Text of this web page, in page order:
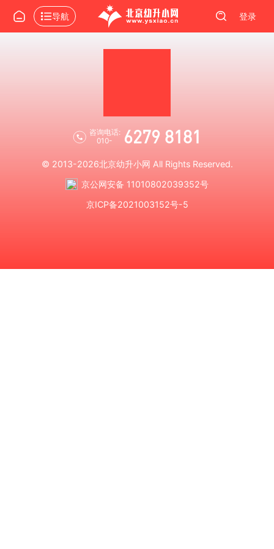
导航 登录
咨询电话:
010-
6279 8181
© 2013-2026北京幼升小网 All Rights Reserved.
京公网安备 11010802039352号
京ICP备2021003152号-5